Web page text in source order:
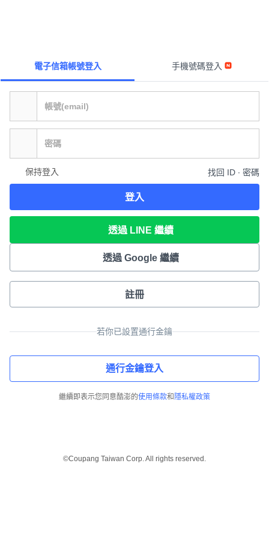
電子信箱帳號登入 手機號碼登入
保持登入 找回 ID ∙ 密碼
登入
透過 LINE 繼續
透過 Google 繼續
註冊
若你已設置通行金鑰
通行金鑰登入
繼續即表示您同意酷澎的使用條款和 隱私權政策
©Coupang Taiwan Corp. All rights reserved.